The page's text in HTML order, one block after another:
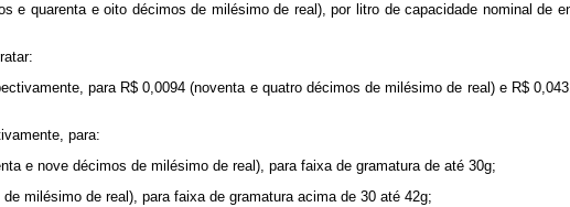
e quarenta e oito décimos de milésimo de real), por litro de capacidade nominal de
para R$ 0,0094 (noventa e quatro décimos de milésimo de real) e R$
para:
e nove décimos de milésimo de real), para faixa de gramatura de até 30g;
milésimo de real), para faixa de gramatura acima de 30 até 42g;